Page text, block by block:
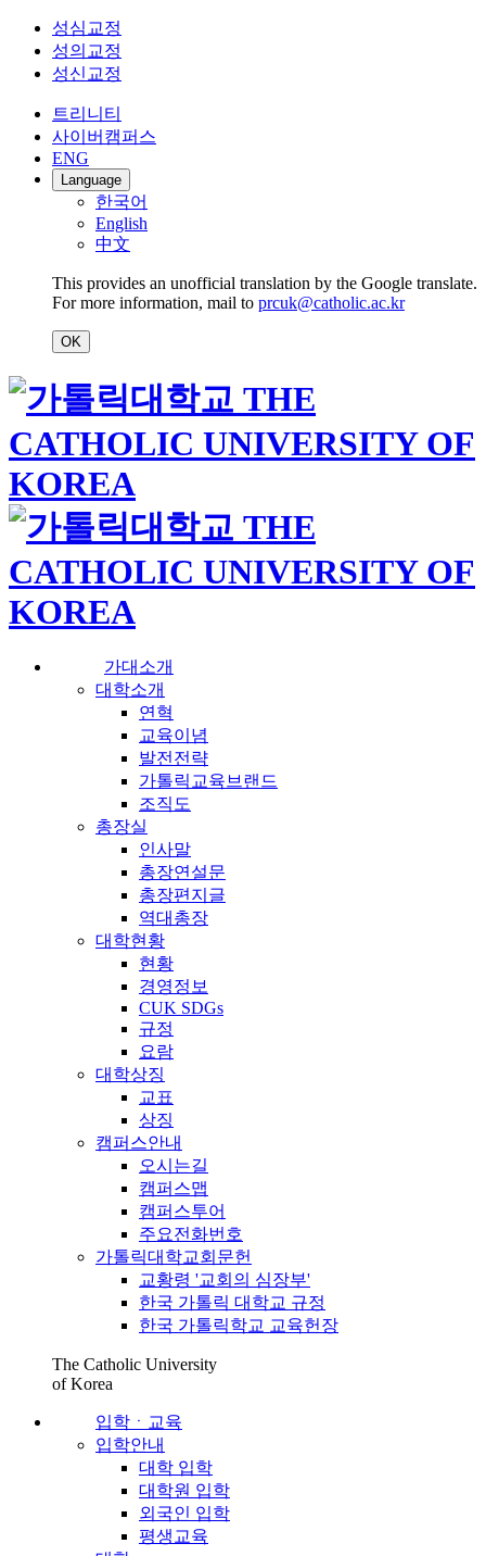
성심교정
성의교정
성신교정
트리니티
사이버캠퍼스
ENG
Language
한국어
English
中文
This provides an unofficial translation by the Google translate.
For more information, mail to prcuk@catholic.ac.kr
OK
가대소개
대학소개
연혁
교육이념
발전전략
가톨릭교육브랜드
조직도
총장실
인사말
총장연설문
총장편지글
역대총장
대학현황
현황
경영정보
CUK SDGs
규정
요람
대학상징
교표
상징
캠퍼스안내
오시는길
캠퍼스맵
캠퍼스투어
주요전화번호
가톨릭대학교회문헌
교황령 '교회의 심장부'
한국 가톨릭 대학교 규정
한국 가톨릭학교 교육헌장
The Catholic University
of Korea
입학ㆍ교육
입학안내
대학 입학
대학원 입학
외국인 입학
평생교육